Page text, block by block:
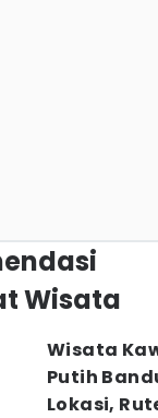
Wisata
Wisata
Putih
Lokasi,